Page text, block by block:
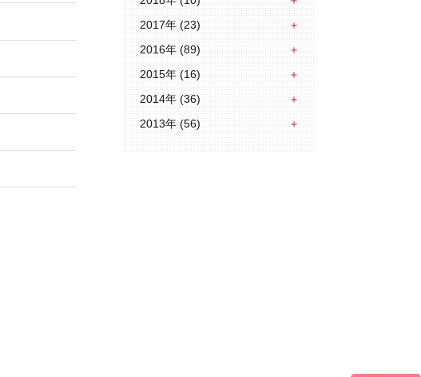
2017年 (23)
2016年 (89)
2015年 (16)
2014年 (36)
2013年 (56)